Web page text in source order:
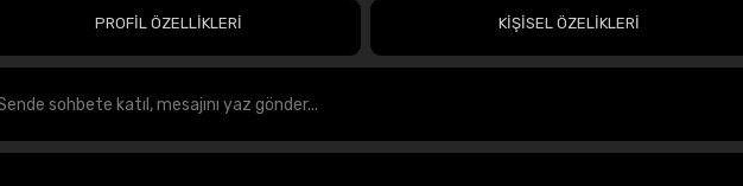
PROFİL ÖZELLİKLERİ KİŞİSEL ÖZELİKLERİ